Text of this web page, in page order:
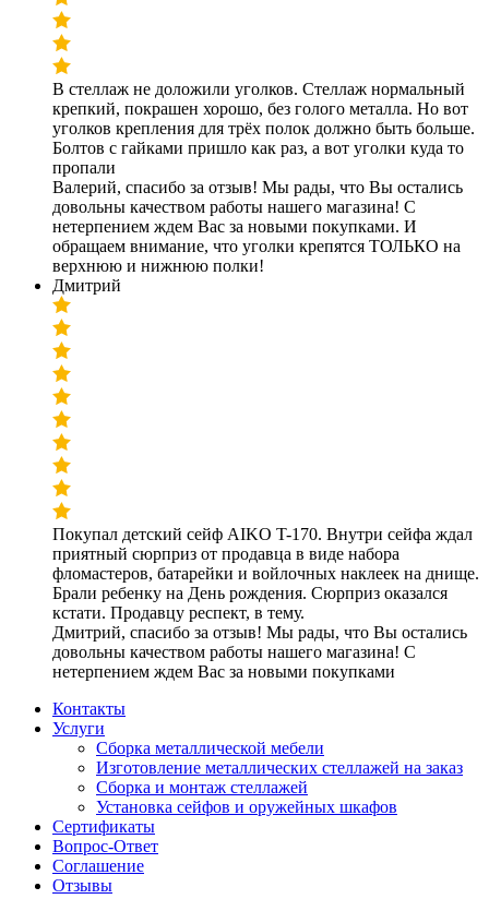
В стеллаж не доложили уголков. Стеллаж нормальный
крепкий, покрашен хорошо, без голого металла. Но вот
уголков крепления для трёх полок должно быть больше.
Болтов с гайками пришло как раз, а вот уголки куда то
пропали
Валерий, спасибо за отзыв! Мы рады, что Вы остались
довольны качеством работы нашего магазина! С
нетерпением ждем Вас за новыми покупками. И
обращаем внимание, что уголки крепятся ТОЛЬКО на
верхнюю и нижнюю полки!
Дмитрий
Покупал детский сейф AIKO T-170. Внутри сейфа ждал
приятный сюрприз от продавца в виде набора
фломастеров, батарейки и войлочных наклеек на днище.
Брали ребенку на День рождения. Сюрприз оказался
кстати. Продавцу респект, в тему.
Дмитрий, спасибо за отзыв! Мы рады, что Вы остались
довольны качеством работы нашего магазина! С
нетерпением ждем Вас за новыми покупками
Контакты
Услуги
Сборка металлической мебели
Изготовление металлических стеллажей на заказ
Сборка и монтаж стеллажей
Установка сейфов и оружейных шкафов
Сертификаты
Вопрос-Ответ
Соглашение
Отзывы